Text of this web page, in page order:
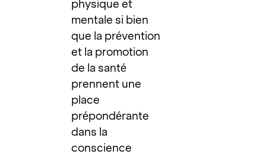
physique et
mentale si bien
que la prévention
et la promotion
de la santé
prennent une
place
prépondérante
dans la
conscience